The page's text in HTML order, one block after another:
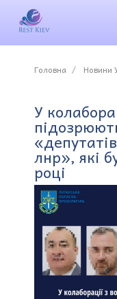
Головна Новини
У
лнр», які
році